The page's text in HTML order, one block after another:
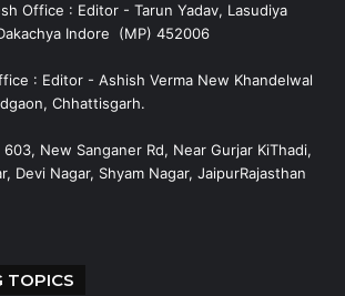
Office : Editor - Tarun Yadav, Lasudiya
Indore (MP) 452006
: Editor - Ashish Verma New Khandelwal
Chhattisgarh.
New Sanganer Rd, Near Gurjar KiThadi,
Devi Nagar, Shyam Nagar, JaipurRajasthan
TOPICS